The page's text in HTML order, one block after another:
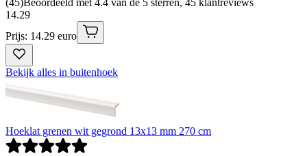
(45)Beoordeeld met 4.4 van de 5 sterren, 45 klantreviews
14.29
Prijs: 14.29 euro
Bekijk alles in buitenhoek
Hoeklat grenen wit gegrond 13x13 mm 270 cm